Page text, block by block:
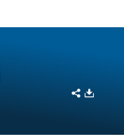
Share